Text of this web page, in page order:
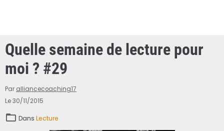
Quelle semaine de lecture pour
moi ? #29
Par alliancecoaching17
Le 30/11/2015
Dans Lecture